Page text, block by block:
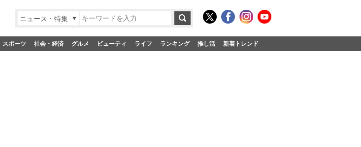
ニュース・特集
スポーツ 社会・経済 グルメ ビューティ ライフ ランキング 推し活 新着トレンド